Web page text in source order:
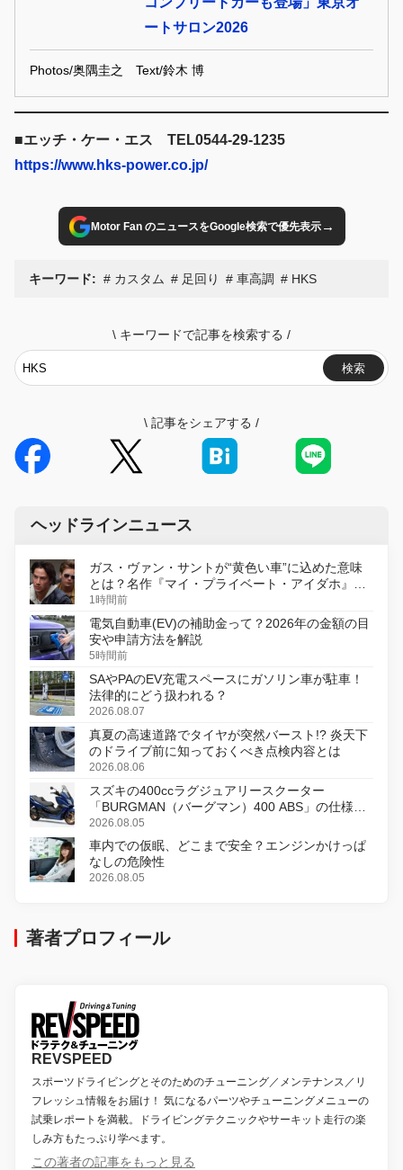
ートサロン2026
Photos/奥隅圭之 Text/鈴木 博
■エッチ・ケー・エス TEL0544-29-1235
https://www.hks-power.co.jp/
Motor Fan のニュースをGoogle検索で優先表示→
キーワード: カスタム 足回り 車高調 HKS
\ キーワードで記事を検索する /
検索
\ 記事をシェアする /
ヘッドラインニュース
ガス・ヴァン・サントが“黄色い車”に込めた意味
とは？名作『マイ・プライベート・アイダホ』が
初のデジタルリマスター版で復活
1時間前
電気自動車(EV)の補助金って？2026年の金額の目
安や申請方法を解説
5時間前
SAやPAのEV充電スペースにガソリン車が駐車！
法律的にどう扱われる？
2026.08.07
真夏の高速道路でタイヤが突然バースト!? 炎天下
のドライブ前に知っておくべき点検内容とは
2026.08.06
スズキの400ccラグジュアリースクーター
「BURGMAN（バーグマン）400 ABS」の仕様を
変更し、8月18日に発売
2026.08.05
車内での仮眠、どこまで安全？エンジンかけっぱ
なしの危険性
2026.08.05
著者プロフィール
REVSPEED
スポーツドライビングとそのためのチューニング／メンテナンス／リ
フレッシュ情報をお届け！ 気になるパーツやチューニングメニューの
試乗レポートを満載。ドライビングテクニックやサーキット走行の楽
しみ方もたっぷり学べます。
この著者の記事をもっと見る